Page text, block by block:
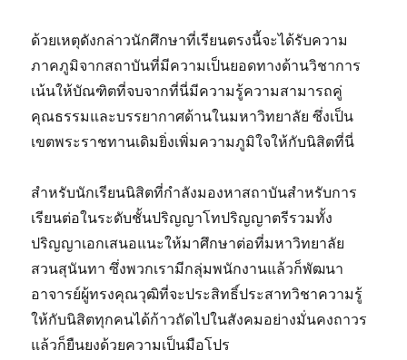
ด้วยเหตุดังกล่าวนักศึกษาที่เรียนตรงนี้จะได้รับความ
ภาคภูมิจากสถาบันที่มีความเป็นยอดทางด้านวิชาการ
เน้นให้บัณฑิตที่จบจากที่นี่มีความรู้ความสามารถคู่
คุณธรรมและบรรยากาศด้านในมหาวิทยาลัย ซึ่งเป็น
เขตพระราชทานเดิมยิ่งเพิ่มความภูมิใจให้กับนิสิตที่นี่
สำหรับนักเรียนนิสิตที่กำลังมองหาสถาบันสำหรับการ
เรียนต่อในระดับชั้นปริญญาโทปริญญาตรีรวมทั้ง
ปริญญาเอกเสนอแนะให้มาศึกษาต่อที่มหาวิทยาลัย
สวนสุนันทา ซึ่งพวกเรามีกลุ่มพนักงานแล้วก็พัฒนา
อาจารย์ผู้ทรงคุณวุฒิที่จะประสิทธิ์ประสาทวิชาความรู้
ให้กับนิสิตทุกคนได้ก้าวถัดไปในสังคมอย่างมั่นคงถาวร
แล้วก็ยืนยงด้วยความเป็นมือโปร